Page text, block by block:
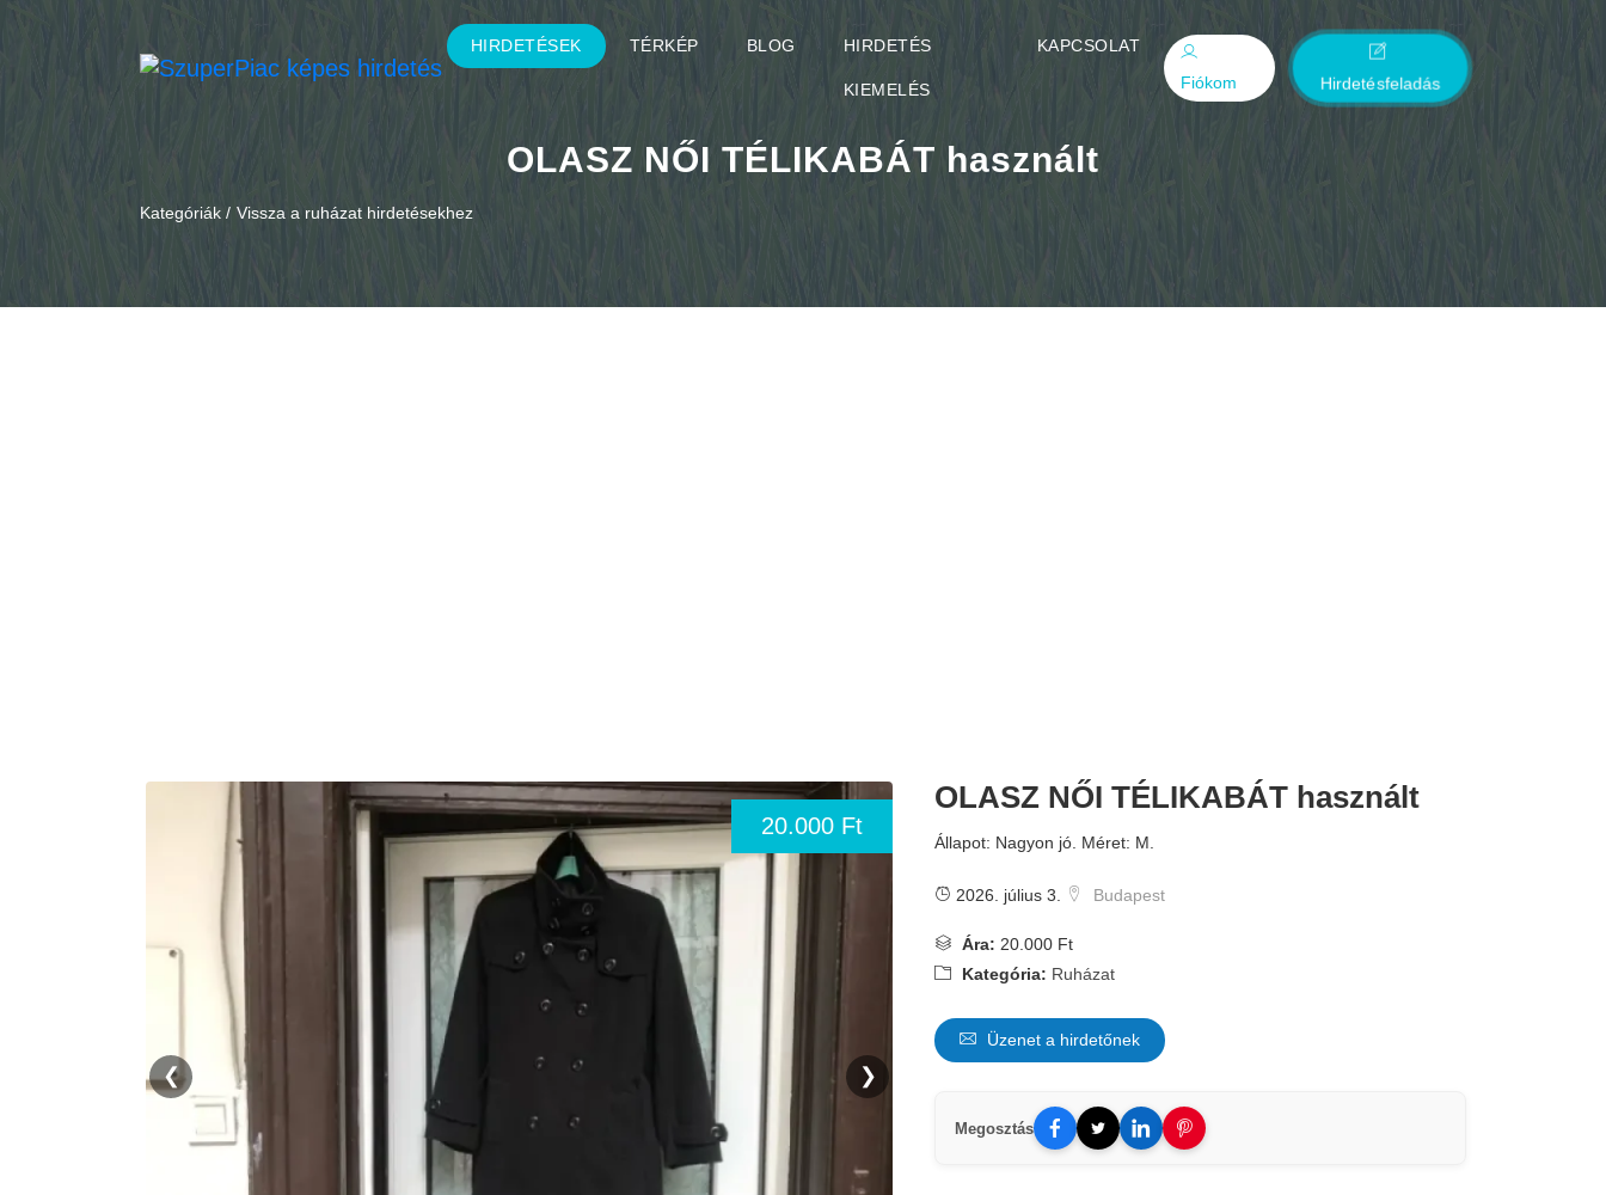
HIRDETÉSEK TÉRKÉP BLOG HIRDETÉS
KIEMELÉS
KAPCSOLAT
Fiókom
Hirdetésfeladás
OLASZ NŐI TÉLIKABÁT használt
Kategóriák / Vissza a ruházat hirdetésekhez
20.000 Ft
❮ ❯
OLASZ NŐI TÉLIKABÁT használt
Állapot: Nagyon jó. Méret: M.
2026. július 3. Budapest
Ára: 20.000 Ft
Kategória: Ruházat
Üzenet a hirdetőnek
Megosztás